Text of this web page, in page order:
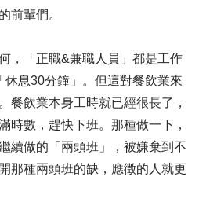
前輩們。
，「正職&兼職人員」都是工作
息30分鐘」。但這對餐飲業來
餐飲業本身工時就已經很長了，
時數，趕快下班。那種做一下，
續做的「兩頭班」，被嫌棄到不
那種兩頭班的缺，應徵的人就更